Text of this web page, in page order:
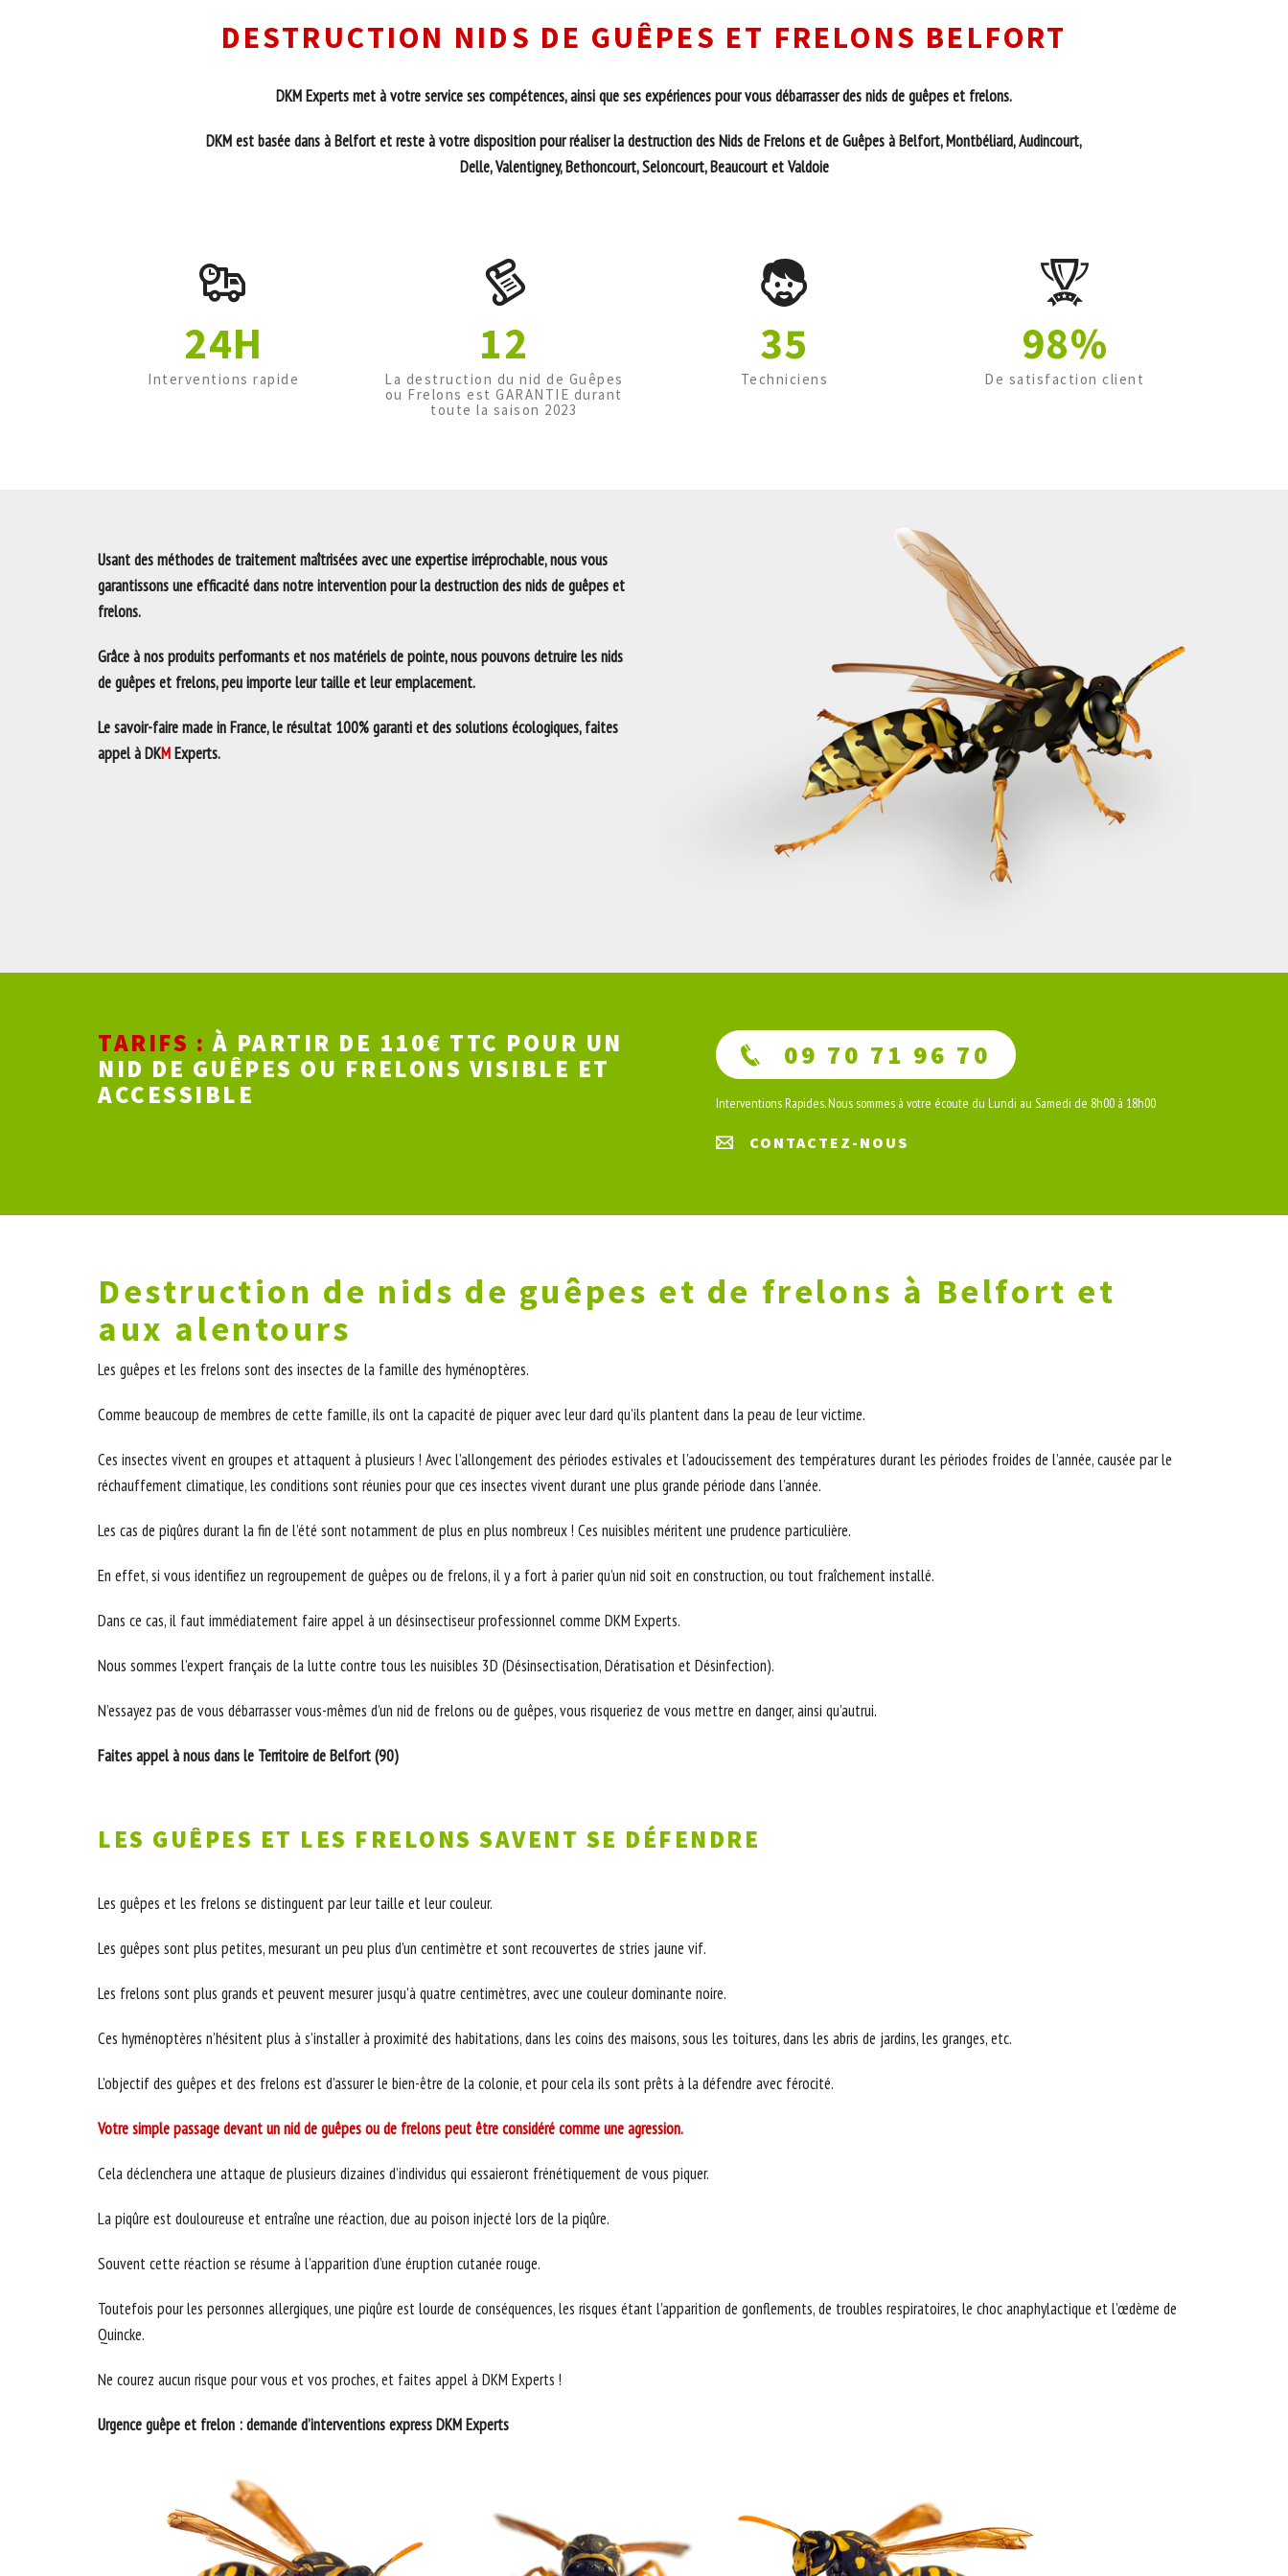
DESTRUCTION NIDS DE GUÊPES ET FRELONS BELFORT
DKM Experts met à votre service ses compétences, ainsi que ses expériences pour vous débarrasser des nids de guêpes et frelons.
DKM est basée dans à Belfort et reste à votre disposition pour réaliser la destruction des Nids de Frelons et de Guêpes à Belfort, Montbéliard, Audincourt,
Delle, Valentigney, Bethoncourt, Seloncourt, Beaucourt et Valdoie
24H
Interventions rapide
12
La destruction du nid de Guêpes
ou Frelons est GARANTIE durant
toute la saison 2023
35
Techniciens
98%
De satisfaction client
Usant des méthodes de traitement maîtrisées avec une expertise irréprochable, nous vous
garantissons une efficacité dans notre intervention pour la destruction des nids de guêpes et
frelons.
Grâce à nos produits performants et nos matériels de pointe, nous pouvons detruire les nids
de guêpes et frelons, peu importe leur taille et leur emplacement.
Le savoir-faire made in France, le résultat 100% garanti et des solutions écologiques, faites
appel à DKMExperts.
TARIFS : À PARTIR DE 110€ TTC POUR UN
NID DE GUÊPES OU FRELONS VISIBLE ET
ACCESSIBLE
09 70 71 96 70
Interventions Rapides. Nous sommes à votre écoute du Lundi au Samedi de 8h00 à 18h00
CONTACTEZ-NOUS
Destruction de nids de guêpes et de frelons à Belfort et
aux alentours
Les guêpes et les frelons sont des insectes de la famille des hyménoptères.
Comme beaucoup de membres de cette famille, ils ont la capacité de piquer avec leur dard qu’ils plantent dans la peau de leur victime.
Ces insectes vivent en groupes et attaquent à plusieurs ! Avec l’allongement des périodes estivales et l’adoucissement des températures durant les périodes froides de l’année, causée par le
réchauffement climatique, les conditions sont réunies pour que ces insectes vivent durant une plus grande période dans l’année.
Les cas de piqûres durant la fin de l’été sont notamment de plus en plus nombreux ! Ces nuisibles méritent une prudence particulière.
En effet, si vous identifiez un regroupement de guêpes ou de frelons, il y a fort à parier qu’un nid soit en construction, ou tout fraîchement installé.
Dans ce cas, il faut immédiatement faire appel à un désinsectiseur professionnel comme DKM Experts.
Nous sommes l’expert français de la lutte contre tous les nuisibles 3D (Désinsectisation, Dératisation et Désinfection).
N’essayez pas de vous débarrasser vous-mêmes d’un nid de frelons ou de guêpes, vous risqueriez de vous mettre en danger, ainsi qu’autrui.
Faites appel à nous dans le Territoire de Belfort (90)
LES GUÊPES ET LES FRELONS SAVENT SE DÉFENDRE
Les guêpes et les frelons se distinguent par leur taille et leur couleur.
Les guêpes sont plus petites, mesurant un peu plus d’un centimètre et sont recouvertes de stries jaune vif.
Les frelons sont plus grands et peuvent mesurer jusqu’à quatre centimètres, avec une couleur dominante noire.
Ces hyménoptères n’hésitent plus à s’installer à proximité des habitations, dans les coins des maisons, sous les toitures, dans les abris de jardins, les granges, etc.
L’objectif des guêpes et des frelons est d’assurer le bien-être de la colonie, et pour cela ils sont prêts à la défendre avec férocité.
Votre simple passage devant un nid de guêpes ou de frelons peut être considéré comme une agression.
Cela déclenchera une attaque de plusieurs dizaines d’individus qui essaieront frénétiquement de vous piquer.
La piqûre est douloureuse et entraîne une réaction, due au poison injecté lors de la piqûre.
Souvent cette réaction se résume à l’apparition d’une éruption cutanée rouge.
Toutefois pour les personnes allergiques, une piqûre est lourde de conséquences, les risques étant l’apparition de gonflements, de troubles respiratoires, le choc anaphylactique et l’œdème de
Quincke.
Ne courez aucun risque pour vous et vos proches, et faites appel à DKM Experts !
Urgence guêpe et frelon : demande d’interventions express DKM Experts